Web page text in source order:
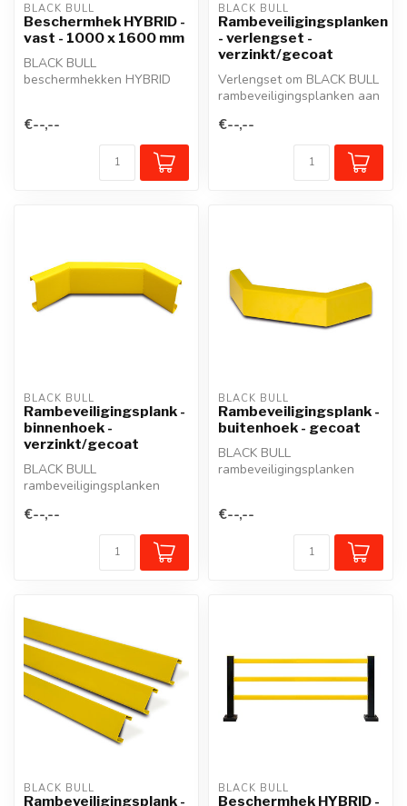
BLACK BULL
Beschermhek HYBRID -
vast - 1000 x 1600 mm
BLACK BULL
beschermhekken HYBRID
uit...
€--,--
BLACK BULL
Rambeveiligingsplanken
- verlengset -
verzinkt/gecoat
Verlengset om BLACK BULL
rambeveiligingsplanken aan
€--,--
BLACK BULL
Rambeveiligingsplank -
binnenhoek -
verzinkt/gecoat
BLACK BULL
rambeveiligingsplanken
staanders, werkposten,
€--,--
BLACK BULL
Rambeveiligingsplank -
buitenhoek - gecoat
BLACK BULL
rambeveiligingsplanken
mure...
€--,--
BLACK BULL
Rambeveiligingsplank -
BLACK BULL
Beschermhek HYBRID -